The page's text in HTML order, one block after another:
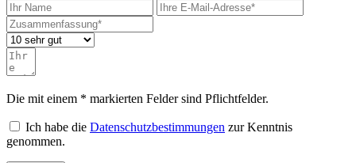
Die mit einem * markierten Felder sind Pflichtfelder.
Ich habe die Datenschutzbestimmungen zur Kenntnis
genommen.